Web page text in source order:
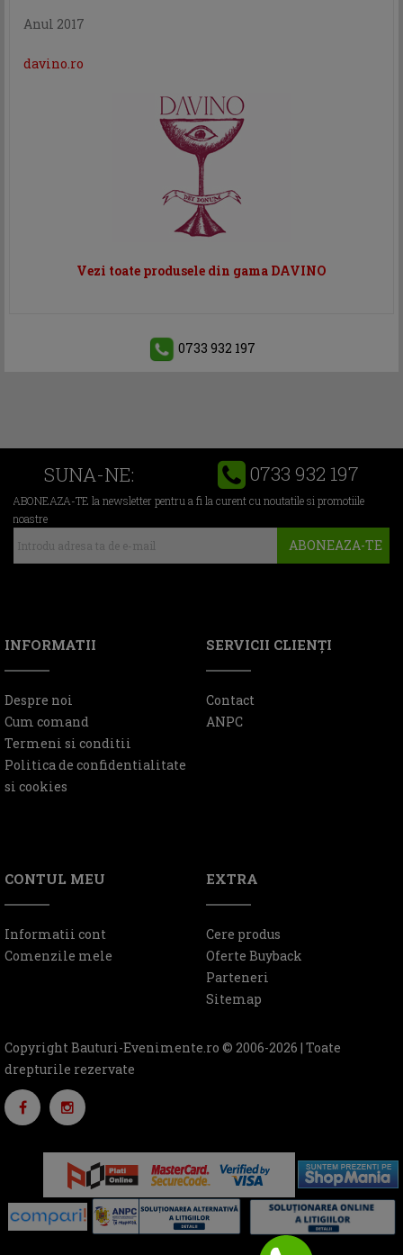
Anul 2017
davino.ro
Vezi toate produsele din gama DAVINO
0733 932 197
SUNA-NE: 0733 932 197
ABONEAZA-TE la newsletter pentru a fi la curent cu noutatile si promotiile
noastre
ABONEAZA-TE
INFORMATII
Despre noi
Cum comand
Termeni si conditii
Politica de confidentialitate
si cookies
SERVICII CLIENŢI
Contact
ANPC
CONTUL MEU
Informatii cont
Comenzile mele
EXTRA
Cere produs
Oferte Buyback
Parteneri
Sitemap
Copyright Bauturi-Evenimente.ro © 2006-2026 | Toate
drepturile rezervate